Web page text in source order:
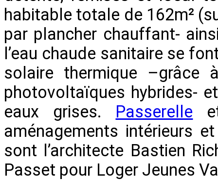
habitable totale de 162m²
par plancher chauffant-
l’eau chaude sanitaire se
solaire thermique –grâce
photovoltaïques hybrides-
eaux grises. Passerelle
aménagements intérieurs
sont l’architecte Bastien
Passet pour Loger Jeunes